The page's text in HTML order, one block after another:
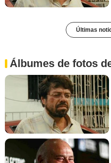
Últimas
Álbumes de fotos